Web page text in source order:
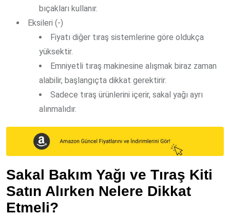
bıçakları kullanır.
Eksileri (-)
Fiyatı diğer tıraş sistemlerine göre oldukça
yüksektir.
Emniyetli tıraş makinesine alışmak biraz zaman
alabilir, başlangıçta dikkat gerektirir.
Sadece tıraş ürünlerini içerir, sakal yağı ayrı
alınmalıdır.
Sakal Bakım Yağı ve Tıraş Kiti
Satın Alırken Nelere Dikkat
Etmeli?